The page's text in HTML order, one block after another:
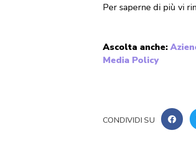
Per saperne di più vi
Ascolta anche:
Media Policy